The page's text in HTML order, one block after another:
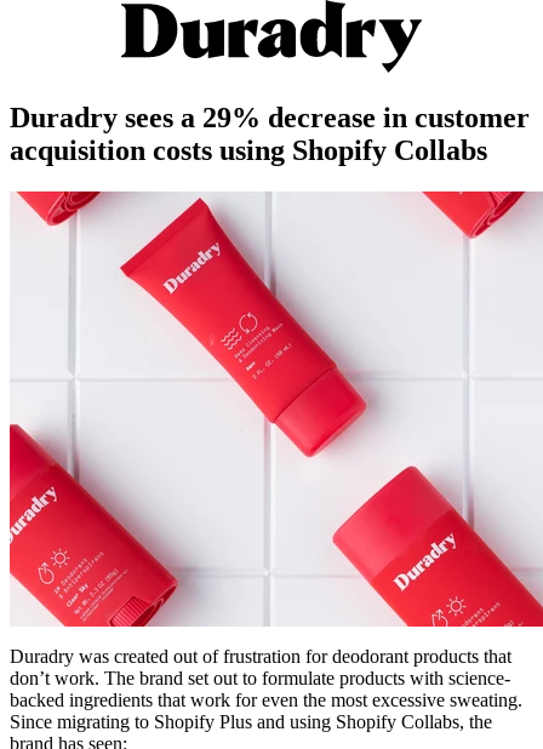
Duradry sees a 29% decrease in customer
acquisition costs using Shopify Collabs
Duradry was created out of frustration for deodorant products that
don’t work. The brand set out to formulate products with science-
backed ingredients that work for even the most excessive sweating.
Since migrating to Shopify Plus and using Shopify Collabs, the
brand has seen: